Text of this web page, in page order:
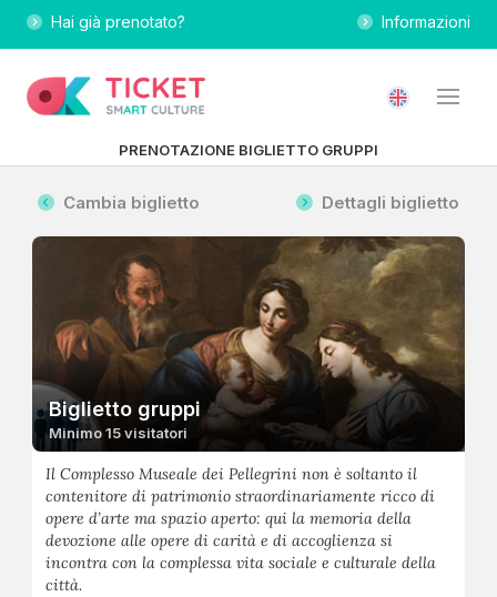
Hai già prenotato? Informazioni
PRENOTAZIONE BIGLIETTO GRUPPI
Cambia biglietto Dettagli biglietto
Biglietto gruppi
Minimo 15 visitatori
Il Complesso Museale dei Pellegrini non è soltanto il
contenitore di patrimonio straordinariamente ricco di
opere d’arte ma spazio aperto: qui la memoria della
devozione alle opere di carità e di accoglienza si
incontra con la complessa vita sociale e culturale della
città.